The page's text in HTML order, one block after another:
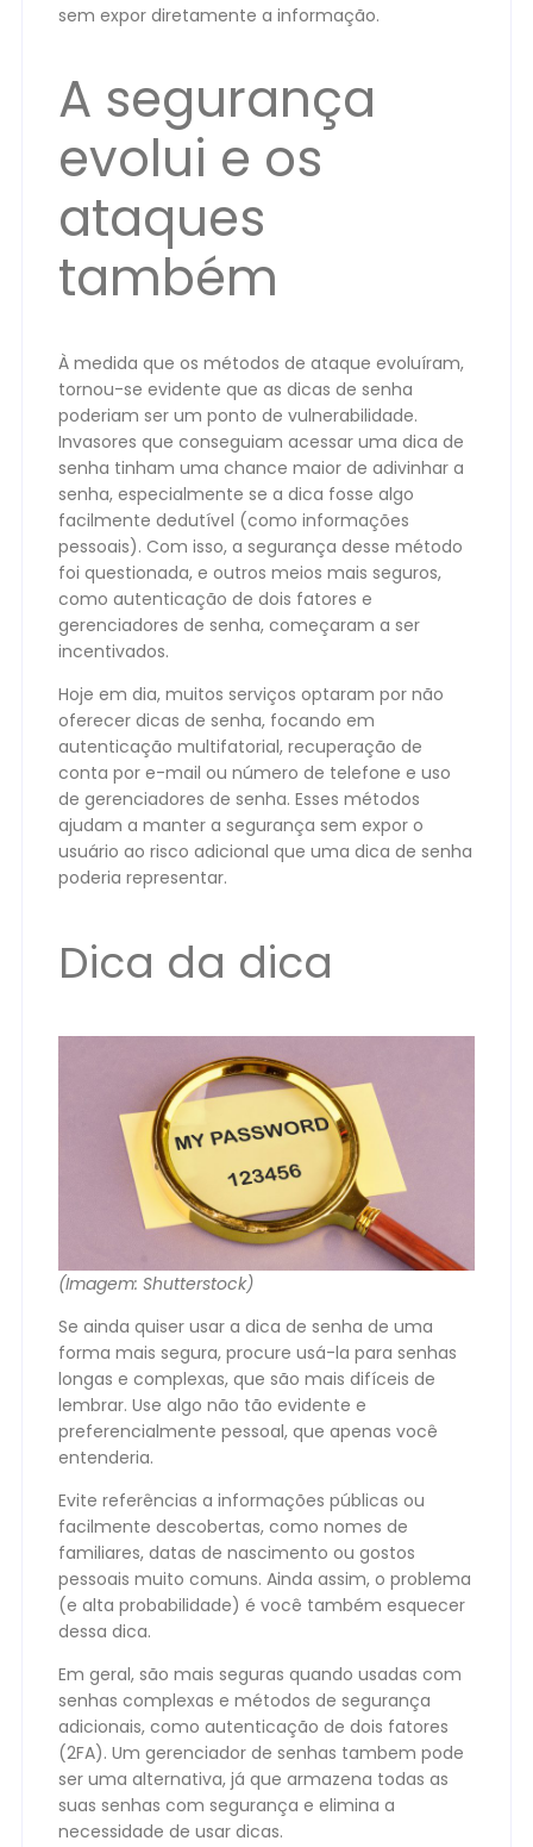
sem expor diretamente a informação.
A segurança
evolui e os
ataques
também
À medida que os métodos de ataque evoluíram,
tornou-se evidente que as dicas de senha
poderiam ser um ponto de vulnerabilidade.
Invasores que conseguiam acessar uma dica de
senha tinham uma chance maior de adivinhar a
senha, especialmente se a dica fosse algo
facilmente dedutível (como informações
pessoais). Com isso, a segurança desse método
foi questionada, e outros meios mais seguros,
como autenticação de dois fatores e
gerenciadores de senha, começaram a ser
incentivados.
Hoje em dia, muitos serviços optaram por não
oferecer dicas de senha, focando em
autenticação multifatorial, recuperação de
conta por e-mail ou número de telefone e uso
de gerenciadores de senha. Esses métodos
ajudam a manter a segurança sem expor o
usuário ao risco adicional que uma dica de senha
poderia representar.
Dica da dica
(Imagem: Shutterstock)
Se ainda quiser usar a dica de senha de uma
forma mais segura, procure usá-la para senhas
longas e complexas, que são mais difíceis de
lembrar. Use algo não tão evidente e
preferencialmente pessoal, que apenas você
entenderia.
Evite referências a informações públicas ou
facilmente descobertas, como nomes de
familiares, datas de nascimento ou gostos
pessoais muito comuns. Ainda assim, o problema
(e alta probabilidade) é você também esquecer
dessa dica.
Em geral, são mais seguras quando usadas com
senhas complexas e métodos de segurança
adicionais, como autenticação de dois fatores
(2FA). Um gerenciador de senhas tambem pode
ser uma alternativa, já que armazena todas as
suas senhas com segurança e elimina a
necessidade de usar dicas.